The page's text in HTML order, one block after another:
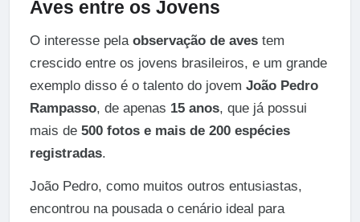
Aves entre os Jovens
O interesse pela observação de avestem
crescido entre os jovens brasileiros, e um grande
exemplo disso é o talento do jovem João Pedro
Rampasso, de apenas 15 anos, que já possui
mais de 500 fotos e mais de 200 espécies
registradas.
João Pedro, como muitos outros entusiastas,
encontrou na pousada o cenário ideal para